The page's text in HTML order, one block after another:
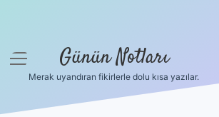
menüyü
Günün Notları
Merak uyandıran fikirlerle dolu kısa yazılar.